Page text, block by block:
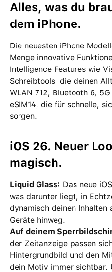
Alles, was du
dem iPhone.
Die neuesten iPhone
Menge innovative
Intelligence Features wie
Schreibtools, die deinen
WLAN 712, Bluetooth 6,
eSIM14, die für schnelle,
sorgen.
iOS 26. Neuer
magisch.
Liquid Glass: Das neue
was darunter liegt, in
dynamisch deinen Inhalten
Geräte hinweg.
Auf deinem
der Zeitanzeige passen
Hintergrundbild und den
dein Motiv immer sichtbar.